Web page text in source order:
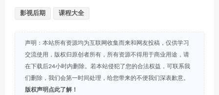
影视后期 课程大全
声明：本站所有资源均为互联网收集而来和网友投稿，仅供学习
交流使用，版权归原创者所有，所有资源不得用于商业用途，请
在下载后24小时内删除。若本站侵犯了您的合法权益，可联系我
们删除，我们会第一时间处理，给您带来的不便我们深表歉意。
版权声明点此了解！